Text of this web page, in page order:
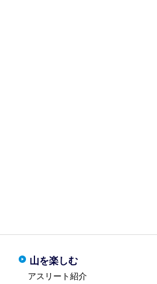
山を楽しむ
アスリート紹介